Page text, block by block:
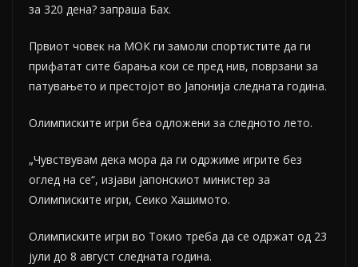
за 320 дена? запраша Бах.
Првиот човек на МОК ги замоли спортистите да ги
прифатат сите барања кои се пред нив, поврзани за
патувањето и престојот во Јапонија следната година.
Олимписките игри беа одложени за следното лето.
„Чувствувам дека мора да ги одржиме игрите без
оглед на се“, изјави јапонскиот министер за
Олимписките игри, Сеико Хашимото.
Олимписките игри во Токио треба да се одржат од 23
јули до 8 август следната година.